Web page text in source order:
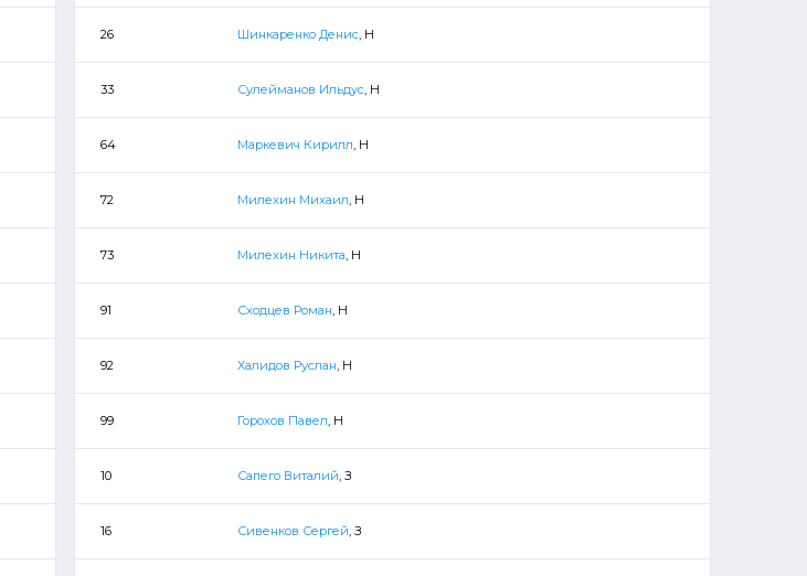
26 Шинкаренко Денис, Н
33 Сулейманов Ильдус, Н
64 Маркевич Кирилл, Н
72 Милехин Михаил, Н
73 Милехин Никита, Н
91 Сходцев Роман, Н
92 Халидов Руслан, Н
99 Горохов Павел, Н
10 Сапего Виталий, З
16 Сивенков Сергей, З